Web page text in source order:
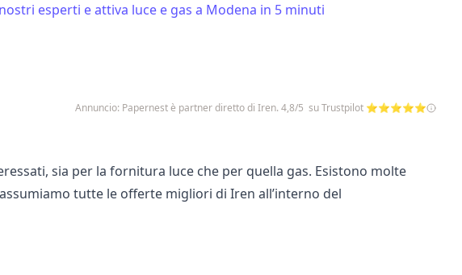
esperti e attiva luce e gas a Modena in 5 minuti
Annuncio: Papernest è partner diretto di Iren. 4,8/5 su Trustpilot ⭐⭐⭐⭐⭐
sia per la fornitura luce che per quella gas. Esistono molte
tutte le offerte migliori di Iren all’interno del